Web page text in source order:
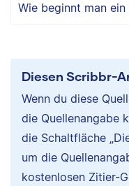
Wie beginnt man ein
Diesen Scribbr-
Wenn du diese
die Quellenangabe
die Schaltfläche
um die
kostenlosen Zitier-